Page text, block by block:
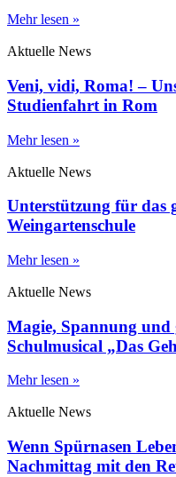
Mehr lesen »
Aktuelle News
Veni, vidi, Roma! –
Studienfahrt in Rom
Mehr lesen »
Aktuelle News
Unterstützung für das
Weingartenschule
Mehr lesen »
Aktuelle News
Magie, Spannung und
Schulmusical „Das
Mehr lesen »
Aktuelle News
Wenn Spürnasen
Nachmittag mit den